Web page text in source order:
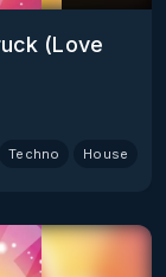
(Love
Techno House